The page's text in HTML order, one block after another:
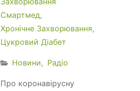
Смартмед
Хронічне Захворювання
Цукровий Діабет
Новини Радіо
Про коронавірусну